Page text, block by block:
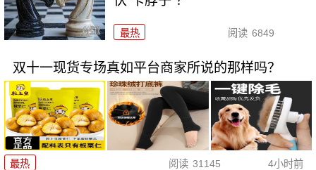
最热 阅读 6849
双十一现货专场真如平台商家所说的那样吗？
最热 阅读 31145 4小时前